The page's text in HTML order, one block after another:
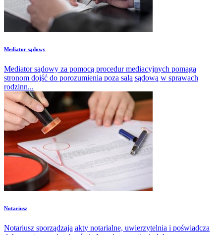
Mediator sądowy
Mediator sądowy za pomocą procedur mediacyjnych pomaga
stronom dojść do porozumienia poza salą sądową w sprawach
rodzinn...
Notariusz
Notariusz sporządzają akty notarialne, uwierzytelnia i poświadcza